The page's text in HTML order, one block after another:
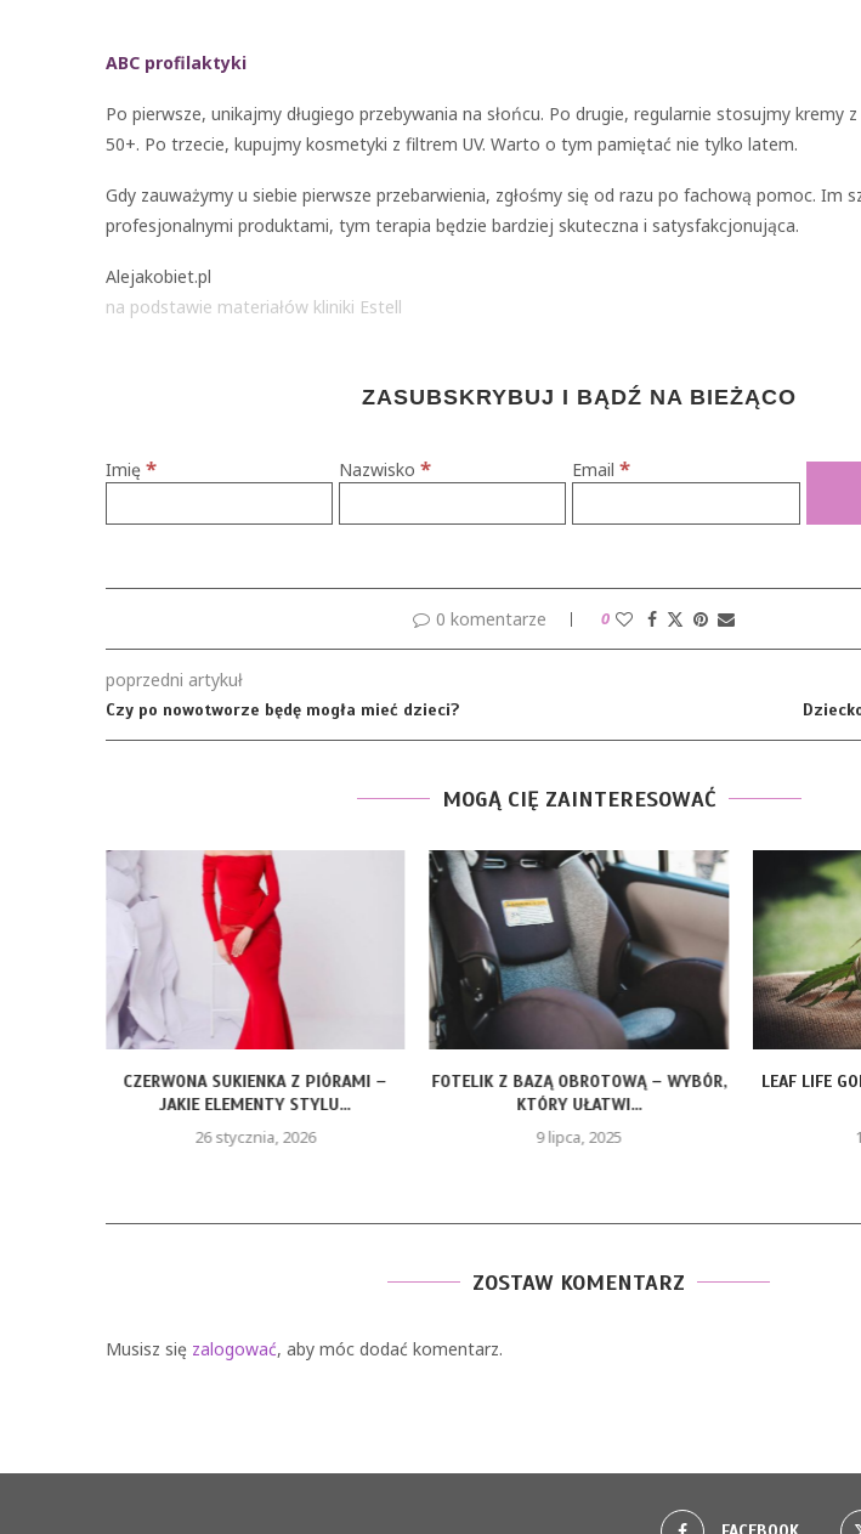
ABC profilaktyki
Po pierwsze, unikajmy długiego przebywania na słońcu. Po drugie, regularnie stosujmy kremy
50+. Po trzecie, kupujmy kosmetyki z filtrem UV. Warto o tym pamiętać nie tylko latem.
Gdy zauważymy u siebie pierwsze przebarwienia, zgłośmy się od razu po fachową pomoc. Im
profesjonalnymi produktami, tym terapia będzie bardziej skuteczna i satysfakcjonująca.
Alejakobiet.pl
na podstawie materiałów kliniki Estell
ZASUBSKRYBUJ I BĄDŹ NA BIEŻĄCO
Imię * Nazwisko* Email*
0 komentarze 0
poprzedni artykuł
Czy po nowotworze będę mogła mieć dzieci?
MOGĄ CIĘ ZAINTERESOWAĆ
CZERWONA SUKIENKA Z PIÓRAMI –
JAKIE ELEMENTY STYLU...
26 stycznia, 2026
FOTELIK Z BAZĄ OBROTOWĄ – WYBÓR,
KTÓRY UŁATWI...
9 lipca, 2025
LEAF LIFE
ZOSTAW KOMENTARZ
Musisz się zalogować, aby móc dodać komentarz.